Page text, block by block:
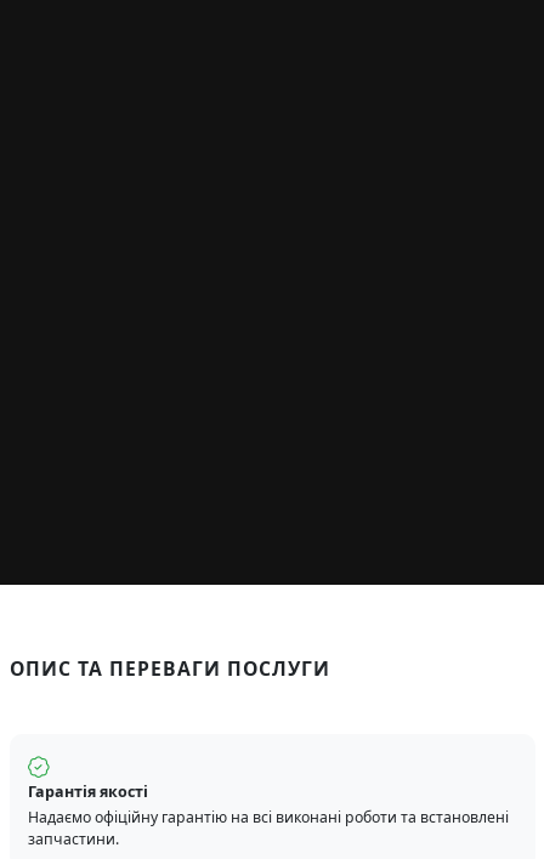
ОПИС ТА ПЕРЕВАГИ ПОСЛУГИ
Гарантія якості
Надаємо офіційну гарантію на всі виконані роботи та встановлені
запчастини.